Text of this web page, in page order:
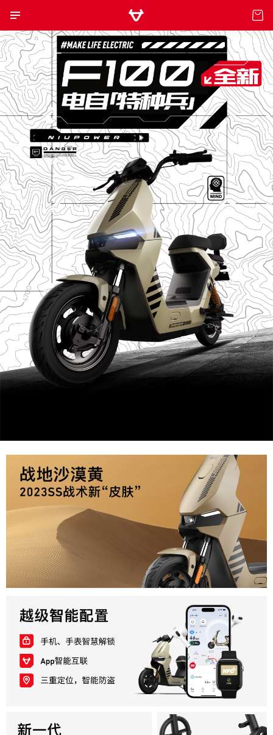
电动自行车
电动摩托车
滑板车
儿童车
核心科技
NIU POWER
体验与服务
查询体验店
服务支持
购买